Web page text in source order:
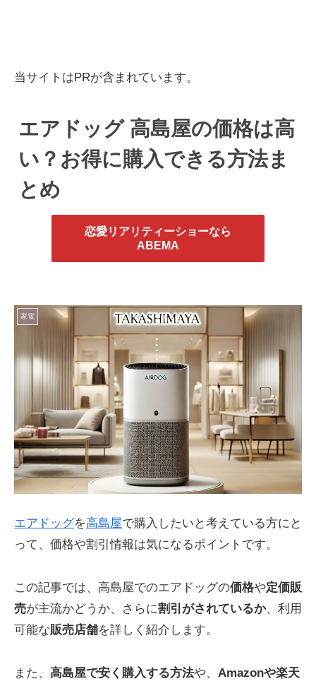
当サイトはPRが含まれています。
エアドッグ 高島屋の価格は高
い？お得に購入できる方法ま
とめ
恋愛リアリティーショーなら
ABEMA
家電
エアドッグを高島屋で購入したいと考えている方にと
って、価格や割引情報は気になるポイントです。
この記事では、高島屋でのエアドッグの価格や定価販
売が主流かどうか、さらに割引がされているか、利用
可能な販売店舗を詳しく紹介します。
また、 高島屋で安く購入する方法や、 Amazonや楽天